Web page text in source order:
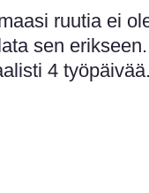
ruutia ei
sen erikseen.
4